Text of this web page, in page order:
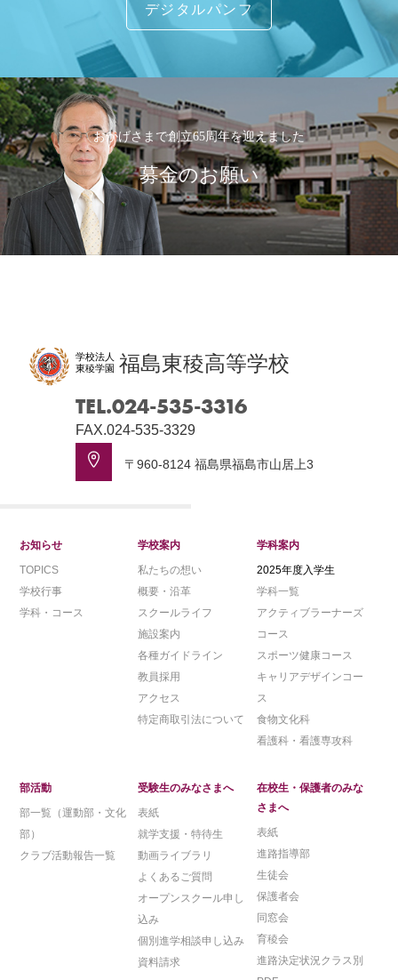
デジタルパンフ
おかげさまで創立65周年を迎えました
募金のお願い
学校法人
東稜学園 福島東稜高等学校
TEL.024-535-3316
FAX.024-535-3329
〒960-8124 福島県福島市山居上3
お知らせ
TOPICS
学校行事
学科・コース
学校案内
私たちの想い
概要・沿革
スクールライフ
施設案内
各種ガイドライン
教員採用
アクセス
特定商取引法について
学科案内
2025年度入学生
学科一覧
アクティブラーナーズ
コース
スポーツ健康コース
キャリアデザインコー
ス
食物文化科
看護科・看護専攻科
部活動
部一覧（運動部・文化
部）
クラブ活動報告一覧
受験生のみなさまへ
表紙
就学支援・特待生
動画ライブラリ
よくあるご質問
オープンスクール申し
込み
個別進学相談申し込み
資料請求
在校生・保護者のみな
さまへ
表紙
進路指導部
生徒会
保護者会
同窓会
育稜会
進路決定状況クラス別